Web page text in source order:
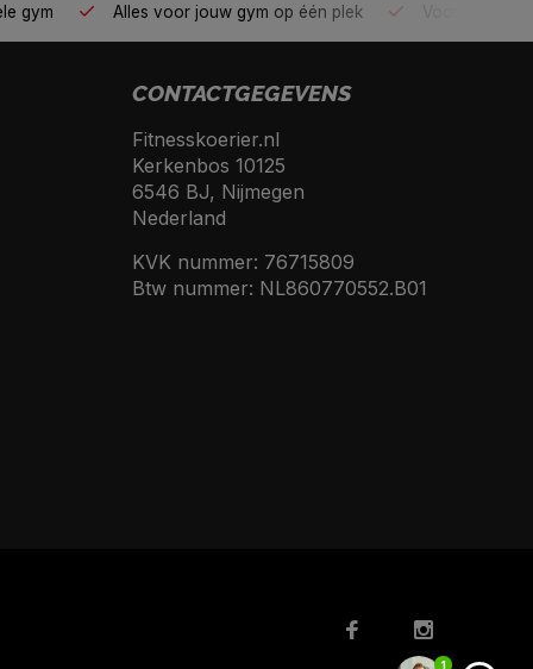
gym Alles voor jouw gym op één plek
CONTACTGEGEVENS
Fitnesskoerier.nl
Kerkenbos 10125
6546 BJ, Nijmegen
Nederland
KVK nummer: 76715809
Btw nummer: NL860770552.B01
1